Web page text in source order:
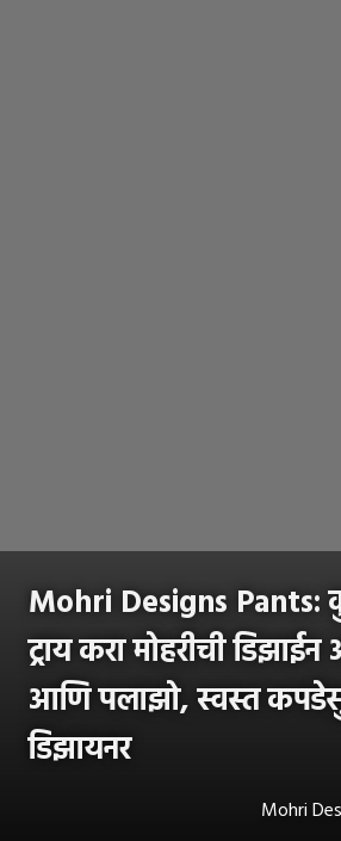
Mohri Designs Pants:
ट्राय करा मोहरीची
आणि पलाझो, स्वस्त
डिझायनर
Mohri